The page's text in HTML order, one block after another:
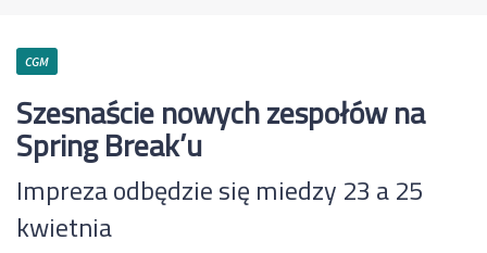
CGM
Szesnaście nowych zespołów na
Spring Break’u
Impreza odbędzie się miedzy 23 a 25
kwietnia